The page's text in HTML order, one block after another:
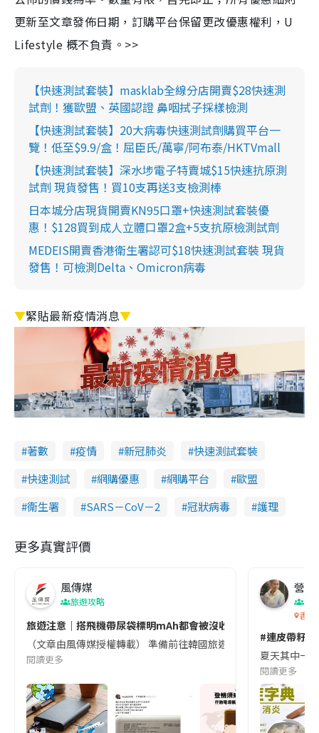
更新至文章發佈日期，訂購平台保留更改優惠權利，U
Lifestyle 概不負責。>>
【快速測試套裝】masklab全線分店開賣$28快速測
試劑！獲歐盟、英國認證 鼻咽拭子採樣檢測
【快速測試套裝】20大病毒快速測試劑購買平台一
覽！低至$9.9/盒！屈臣氏/萬寧/阿布泰/HKTVmall
【快速測試套裝】深水埗電子特賣城$15快速抗原測
試劑 現貨發售！買10支再送3支檢測棒
日本城分店現貨開賣KN95口罩+快速測試套裝優
惠！$128買到成人立體口罩2盒+5支抗原檢測試劑
MEDEIS開賣香港衛生署認可$18快速測試套裝 現貨
發售！可檢測Delta、Omicron病毒
▼緊貼最新疫情消息▼
著數 疫情 新冠肺炎
快速測試套裝
快速測試
網購優惠 網購平台
歐盟
衞生署
SARS－CoV－2 冠狀病毒 護理
更多真實評價
風傳媒
旅遊攻略
旅遊注意｜搭飛機帶尿袋標明mAh都會被沒收😱出發前切記檢查
（文章由風傳媒授權轉載） 準備前往韓國旅遊的民眾，近期要
閱讀更多
營養
香港
#連皮帶籽
夏天其中一
閱讀更多